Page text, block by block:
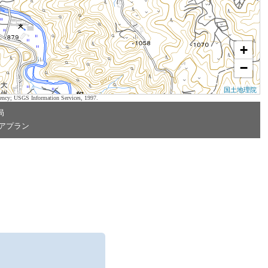
+
−
国土地理院
USGS Information Services, 1997.
プラン